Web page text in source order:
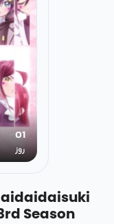
01
روز
Season